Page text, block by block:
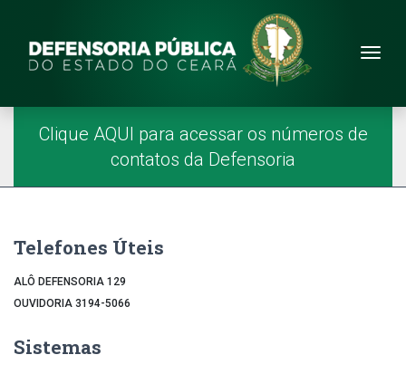
Site da Defensoria
Menu Principal
Página Inicial
Clique AQUI para acessar os números de
contatos da Defensoria
Telefones Úteis
ALÔ DEFENSORIA 129
OUVIDORIA 3194-5066
Sistemas